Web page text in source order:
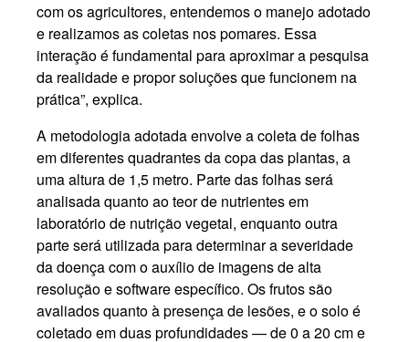
com os agricultores, entendemos o manejo adotado
e realizamos as coletas nos pomares. Essa
interação é fundamental para aproximar a pesquisa
da realidade e propor soluções que funcionem na
prática”, explica.
A metodologia adotada envolve a coleta de folhas
em diferentes quadrantes da copa das plantas, a
uma altura de 1,5 metro. Parte das folhas será
analisada quanto ao teor de nutrientes em
laboratório de nutrição vegetal, enquanto outra
parte será utilizada para determinar a severidade
da doença com o auxílio de imagens de alta
resolução e software específico. Os frutos são
avaliados quanto à presença de lesões, e o solo é
coletado em duas profundidades — de 0 a 20 cm e